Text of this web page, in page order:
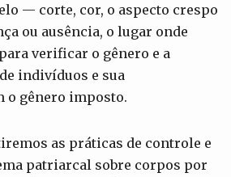
— corte, cor, o aspecto crespo
ou ausência, o lugar onde
verificar o gênero e a
indivíduos e sua
o gênero imposto.
as práticas de controle e
patriarcal sobre corpos por